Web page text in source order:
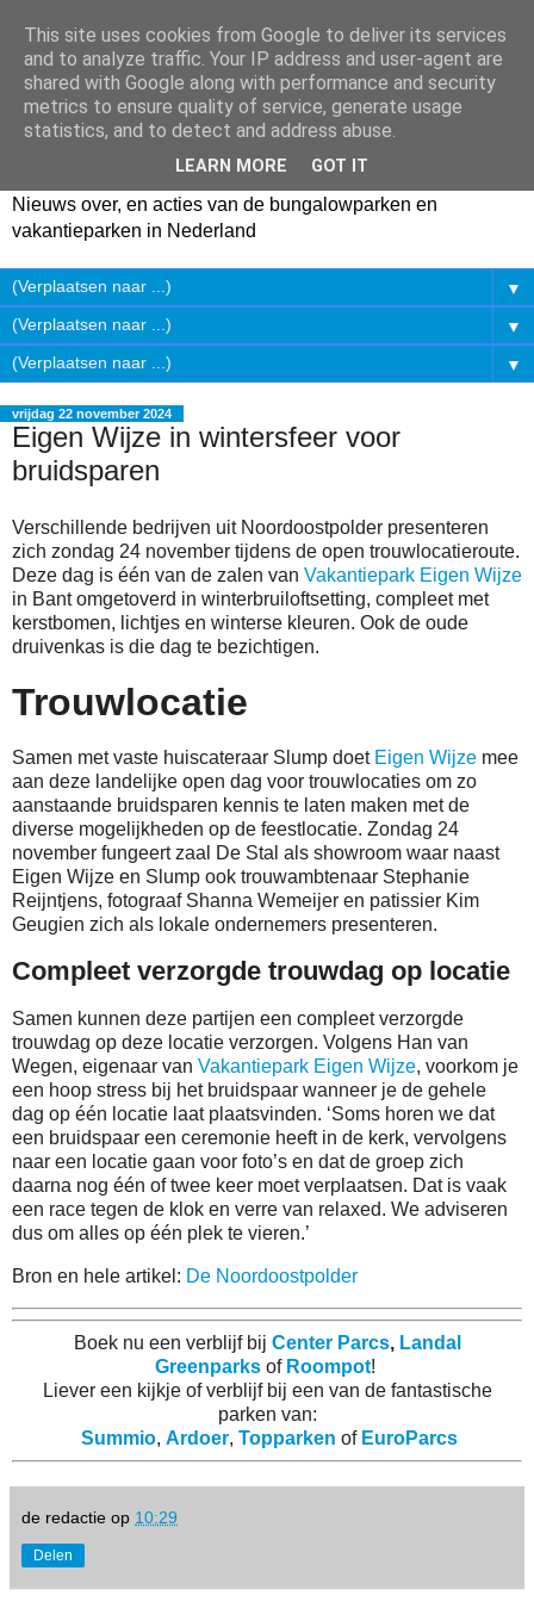
Nieuws over, en acties van de bungalowparken en
vakantieparken in Nederland
▼
▼
▼
vrijdag 22 november 2024
Eigen Wijze in wintersfeer voor
bruidsparen
Verschillende bedrijven uit Noordoostpolder presenteren
zich zondag 24 november tijdens de open trouwlocatieroute.
Deze dag is één van de zalen van Vakantiepark Eigen Wijze
in Bant omgetoverd in winterbruiloftsetting, compleet met
kerstbomen, lichtjes en winterse kleuren. Ook de oude
druivenkas is die dag te bezichtigen.
Trouwlocatie
Samen met vaste huiscateraar Slump doet Eigen Wijze mee
aan deze landelijke open dag voor trouwlocaties om zo
aanstaande bruidsparen kennis te laten maken met de
diverse mogelijkheden op de feestlocatie. Zondag 24
november fungeert zaal De Stal als showroom waar naast
Eigen Wijze en Slump ook trouwambtenaar Stephanie
Reijntjens, fotograaf Shanna Wemeijer en patissier Kim
Geugien zich als lokale ondernemers presenteren.
Compleet verzorgde trouwdag op locatie
Samen kunnen deze partijen een compleet verzorgde
trouwdag op deze locatie verzorgen. Volgens Han van
Wegen, eigenaar van Vakantiepark Eigen Wijze, voorkom je
een hoop stress bij het bruidspaar wanneer je de gehele
dag op één locatie laat plaatsvinden. ‘Soms horen we dat
een bruidspaar een ceremonie heeft in de kerk, vervolgens
naar een locatie gaan voor foto’s en dat de groep zich
daarna nog één of twee keer moet verplaatsen. Dat is vaak
een race tegen de klok en verre van relaxed. We adviseren
dus om alles op één plek te vieren.’
Bron en hele artikel: De Noordoostpolder
Boek nu een verblijf bij Center Parcs, Landal
Greenparksof Roompot!
Liever een kijkje of verblijf bij een van de fantastische
parken van:
Summio, Ardoer, Topparken of EuroParcs
de redactie op 10:29
Delen
This site uses cookies from Google to deliver its services
and to analyze traffic. Your IP address and user-agent are
shared with Google along with performance and security
metrics to ensure quality of service, generate usage
statistics, and to detect and address abuse.
LEARN MORE GOT IT